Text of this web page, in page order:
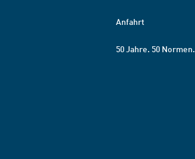
Anfahrt
50 Jahre. 50 Normen.